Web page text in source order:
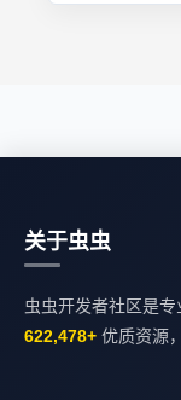
关于虫虫
虫虫开发者社区是
622,478+ 优质资源